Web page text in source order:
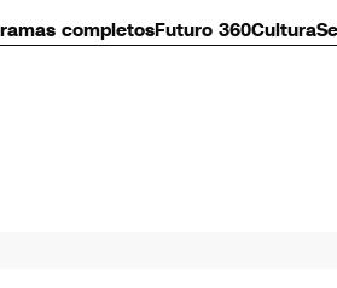
completosFuturo 360Cultura